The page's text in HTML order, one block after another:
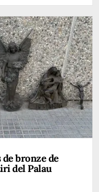
bronze de
del Palau